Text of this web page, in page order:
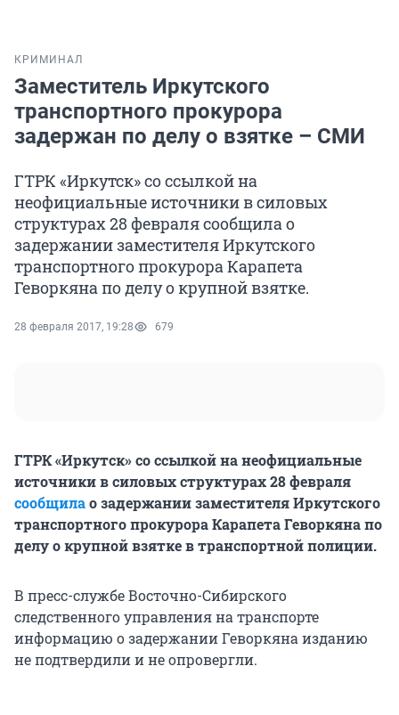
КРИМИНАЛ
Заместитель Иркутского
транспортного прокурора
задержан по делу о взятке – СМИ
ГТРК «Иркутск» со ссылкой на
неофициальные источники в силовых
структурах 28 февраля сообщила о
задержании заместителя Иркутского
транспортного прокурора Карапета
Геворкяна по делу о крупной взятке.
28 февраля 2017, 19:28 679
ГТРК «Иркутск» со ссылкой на неофициальные
источники в силовых структурах 28 февраля
сообщилао задержании заместителя Иркутского
транспортного прокурора Карапета Геворкяна по
делу о крупной взятке в транспортной полиции.
В пресс-службе Восточно-Сибирского
следственного управления на транспорте
информацию о задержании Геворкяна изданию
не подтвердили и не опровергли.